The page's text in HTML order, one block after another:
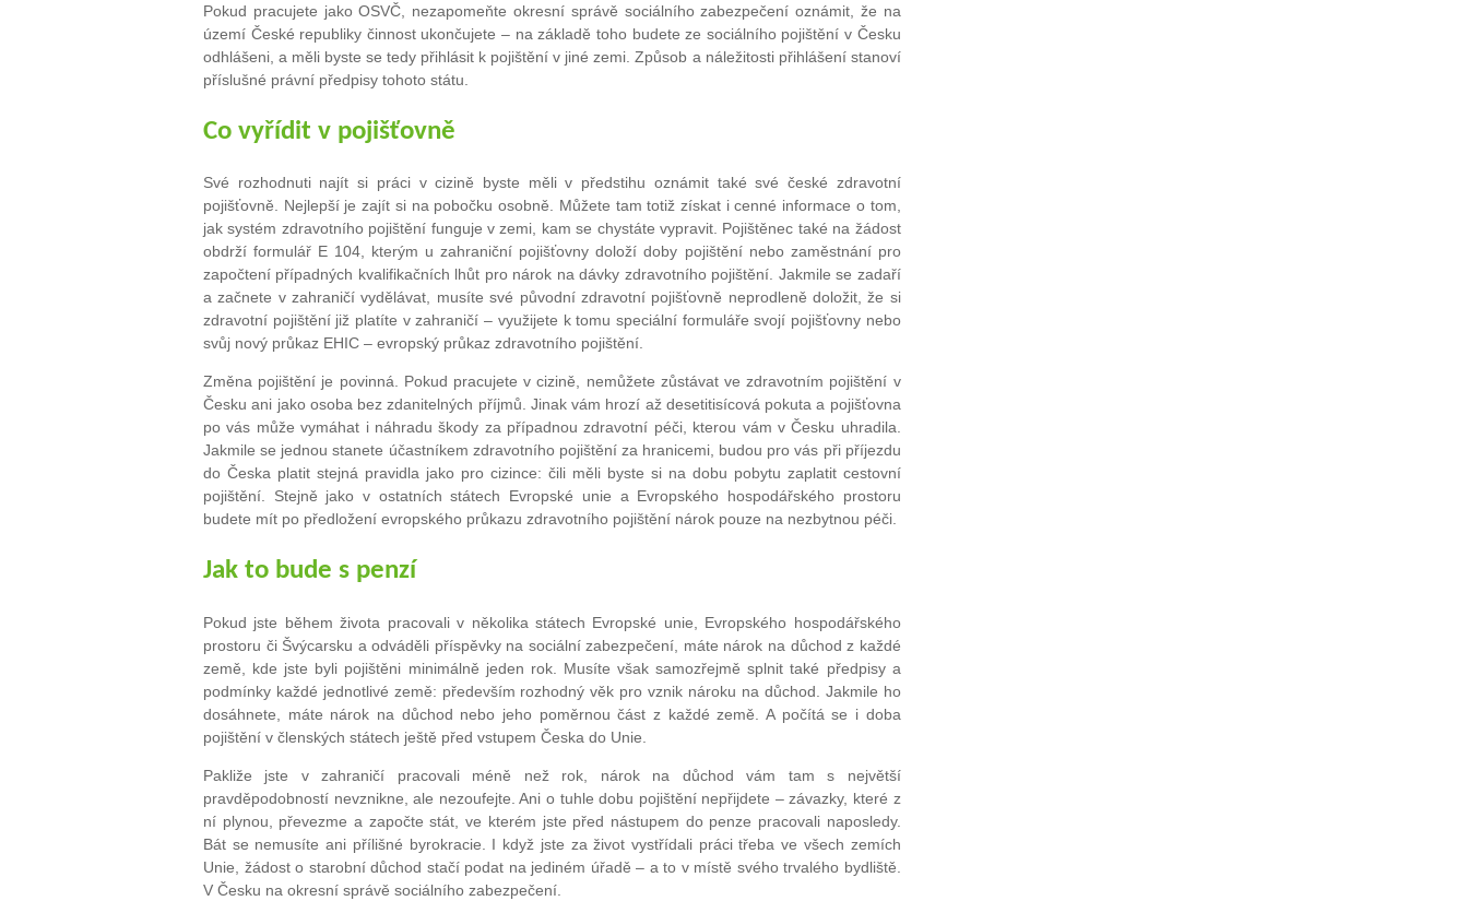
Pokud pracujete jako OSVČ, nezapomeňte okresní správě sociálního zabezpečení oznámit, že na
území České republiky činnost ukončujete – na základě toho budete ze sociálního pojištění v Česku
odhlášeni, a měli byste se tedy přihlásit k pojištění v jiné zemi. Způsob a náležitosti přihlášení stanoví
příslušné právní předpisy tohoto státu.
Co vyřídit v pojišťovně
Své rozhodnuti najít si práci v cizině byste měli v předstihu oznámit také své české zdravotní
pojišťovně. Nejlepší je zajít si na pobočku osobně. Můžete tam totiž získat i cenné informace o tom,
jak systém zdravotního pojištění funguje v zemi, kam se chystáte vypravit. Pojištěnec také na žádost
obdrží formulář E 104, kterým u zahraniční pojišťovny doloží doby pojištění nebo zaměstnání pro
započtení případných kvalifikačních lhůt pro nárok na dávky zdravotního pojištění. Jakmile se zadaří
a začnete v zahraničí vydělávat, musíte své původní zdravotní pojišťovně neprodleně doložit, že si
zdravotní pojištění již platíte v zahraničí – využijete k tomu speciální formuláře svojí pojišťovny nebo
svůj nový průkaz EHIC – evropský průkaz zdravotního pojištění.
Změna pojištění je povinná. Pokud pracujete v cizině, nemůžete zůstávat ve zdravotním pojištění v
Česku ani jako osoba bez zdanitelných příjmů. Jinak vám hrozí až desetitisícová pokuta a pojišťovna
po vás může vymáhat i náhradu škody za případnou zdravotní péči, kterou vám v Česku uhradila.
Jakmile se jednou stanete účastníkem zdravotního pojištění za hranicemi, budou pro vás při příjezdu
do Česka platit stejná pravidla jako pro cizince: čili měli byste si na dobu pobytu zaplatit cestovní
pojištění. Stejně jako v ostatních státech Evropské unie a Evropského hospodářského prostoru
budete mít po předložení evropského průkazu zdravotního pojištění nárok pouze na nezbytnou péči.
Jak to bude s penzí
Pokud jste během života pracovali v několika státech Evropské unie, Evropského hospodářského
prostoru či Švýcarsku a odváděli příspěvky na sociální zabezpečení, máte nárok na důchod z každé
země, kde jste byli pojištěni minimálně jeden rok. Musíte však samozřejmě splnit také předpisy a
podmínky každé jednotlivé země: především rozhodný věk pro vznik nároku na důchod. Jakmile ho
dosáhnete, máte nárok na důchod nebo jeho poměrnou část z každé země. A počítá se i doba
pojištění v členských státech ještě před vstupem Česka do Unie.
Pakliže jste v zahraničí pracovali méně než rok, nárok na důchod vám tam s největší
pravděpodobností nevznikne, ale nezoufejte. Ani o tuhle dobu pojištění nepřijdete – závazky, které z
ní plynou, převezme a započte stát, ve kterém jste před nástupem do penze pracovali naposledy.
Bát se nemusíte ani přílišné byrokracie. I když jste za život vystřídali práci třeba ve všech zemích
Unie, žádost o starobní důchod stačí podat na jediném úřadě – a to v místě svého trvalého bydliště.
V Česku na okresní správě sociálního zabezpečení.